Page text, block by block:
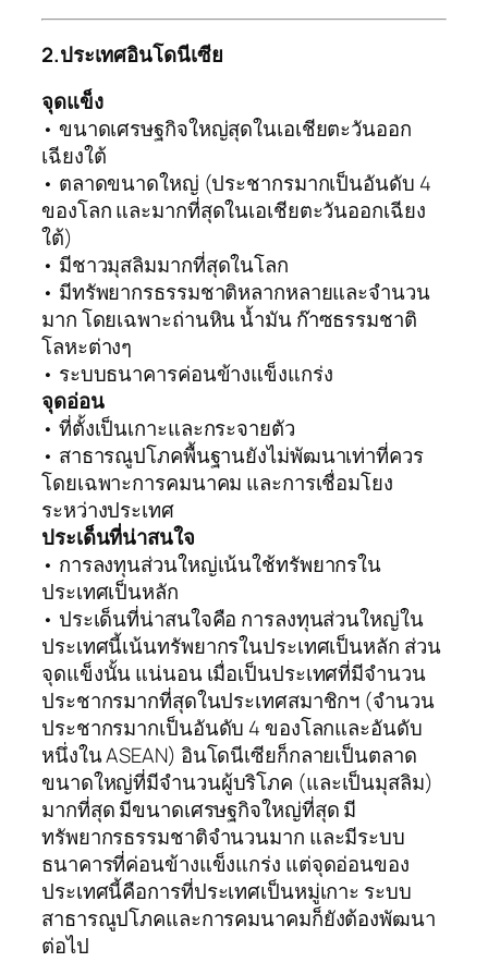
2.ประเทศอินโดนีเซีย
จุดแข็ง
• ขนาดเศรษฐกิจใหญ่สุดในเอเชียตะวันออก
เฉียงใต้
• ตลาดขนาดใหญ่ (ประชากรมากเป็นอันดับ 4
ของโลก และมากที่สุดในเอเชียตะวันออกเฉียง
ใต้)
• มีชาวมุสลิมมากที่สุดในโลก
• มีทรัพยากรธรรมชาติหลากหลายและจำนวน
มาก โดยเฉพาะถ่านหิน น้ำมัน ก๊าซธรรมชาติ
โลหะต่างๆ
• ระบบธนาคารค่อนข้างแข็งแกร่ง
จุดอ่อน
• ที่ตั้งเป็นเกาะและกระจายตัว
• สาธารณูปโภคพื้นฐานยังไม่พัฒนาเท่าที่ควร
โดยเฉพาะการคมนาคม และการเชื่อมโยง
ระหว่างประเทศ
ประเด็นที่น่าสนใจ
• การลงทุนส่วนใหญ่เน้นใช้ทรัพยากรใน
ประเทศเป็นหลัก
• ประเด็นที่น่าสนใจคือ การลงทุนส่วนใหญ่ใน
ประเทศนี้เน้นทรัพยากรในประเทศเป็นหลัก ส่วน
จุดแข็งนั้น แน่นอน เมื่อเป็นประเทศที่มีจำนวน
ประชากรมากที่สุดในประเทศสมาชิกฯ (จำนวน
ประชากรมากเป็นอันดับ 4 ของโลกและอันดับ
หนึ่งใน ASEAN) อินโดนีเซียก็กลายเป็นตลาด
ขนาดใหญ่ที่มีจำนวนผู้บริโภค (และเป็นมุสลิม)
มากที่สุด มีขนาดเศรษฐกิจใหญ่ที่สุด มี
ทรัพยากรธรรมชาติจำนวนมาก และมีระบบ
ธนาคารที่ค่อนข้างแข็งแกร่ง แต่จุดอ่อนของ
ประเทศนี้คือการที่ประเทศเป็นหมู่เกาะ ระบบ
สาธารณูปโภคและการคมนาคมก็ยังต้องพัฒนา
ต่อไป